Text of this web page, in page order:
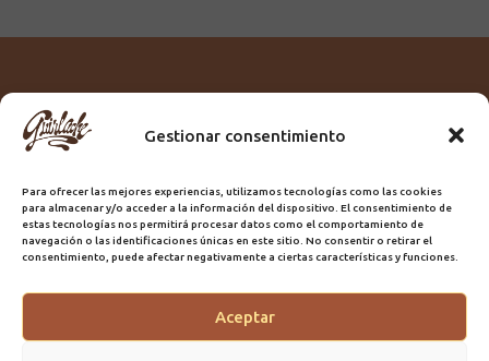
Gestionar consentimiento
Para ofrecer las mejores experiencias, utilizamos tecnologías como las cookies
para almacenar y/o acceder a la información del dispositivo. El consentimiento de
estas tecnologías nos permitirá procesar datos como el comportamiento de
navegación o las identificaciones únicas en este sitio. No consentir o retirar el
consentimiento, puede afectar negativamente a ciertas características y funciones.
Aceptar
Titular:
ROME GUIRLACHE SL.
Domicilio:Calle Triana, 68
Ciudad:Las Palmas de Gran Canaria
Registro Sanitario:GC/20/PH/7192